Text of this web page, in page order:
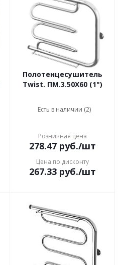
Полотенцесушитель
Twist. ПМ.3.50Х60 (1")
Есть в наличии (2)
Розничная цена
278.47руб./шт
Цена по дисконту
267.33руб./шт